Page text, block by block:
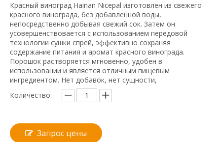
Красный виноград Hainan Nicepal изготовлен из свежего
красного винограда, без добавленной воды,
непосредственно добывая свежий сок. Затем он
усовершенствовается с использованием передовой
технологии сушки спрей, эффективно сохраняя
содержание питания и аромат красного винограда.
Порошок растворяется мгновенно, удобен в
использовании и является отличным пищевым
ингредиентом. Нет добавок, нет сущности,
Количество:
Запрос цены